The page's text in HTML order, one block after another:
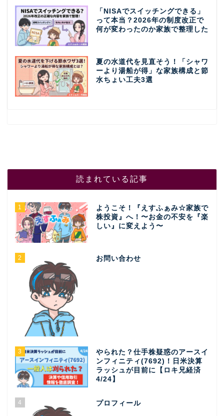
「NISAでスイッチングできる」
って本当？2026年の制度改正で
何が変わったのか家族で整理した
夏の水道代を見直そう！「シャワ
ーより湯船が得」な家族構成と節
水ちょい工夫3選
読まれている記事
1
ようこそ！『えすふぁみ☆家族で
株投資』へ！〜お金の不安を『楽
しい』に変えよう〜
2 お問い合わせ
3
やられた？仕手株疑惑のアースイ
ンフィニティ(7692)！日米決算
ラッシュが目前に【ロキ兄経済
4/24】
4 プロフィール